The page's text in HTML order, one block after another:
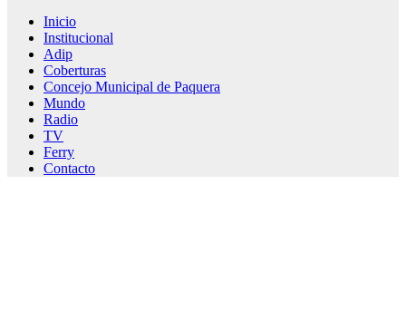
Inicio
Institucional
Adip
Coberturas
Concejo Municipal de Paquera
Mundo
Radio
TV
Ferry
Contacto